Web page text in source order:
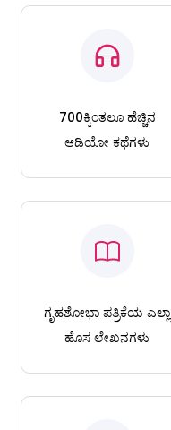
700ಕ್ಕಿಂತಲೂ ಹೆಚ್ಚಿನ
ಆಡಿಯೋ ಕಥೆಗಳು
ಗೃಹಶೋಭಾ ಪತ್ರಿಕೆಯ ಎಲ್ಲಾ
ಹೊಸ ಲೇಖನಗಳು